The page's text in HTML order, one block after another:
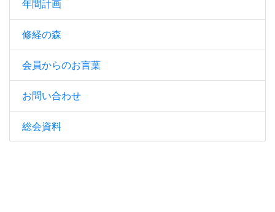
年間計画
修経の森
会員からのお言葉
お問い合わせ
総会資料